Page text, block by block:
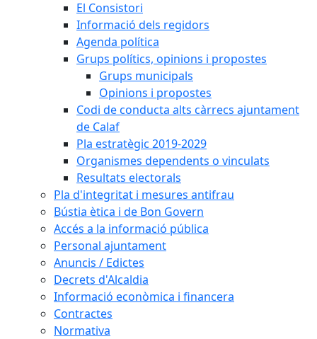
El Consistori
Informació dels regidors
Agenda política
Grups polítics, opinions i propostes
Grups municipals
Opinions i propostes
Codi de conducta alts càrrecs ajuntament
de Calaf
Pla estratègic 2019-2029
Organismes dependents o vinculats
Resultats electorals
Pla d'integritat i mesures antifrau
Bústia ètica i de Bon Govern
Accés a la informació pública
Personal ajuntament
Anuncis / Edictes
Decrets d'Alcaldia
Informació econòmica i financera
Contractes
Normativa